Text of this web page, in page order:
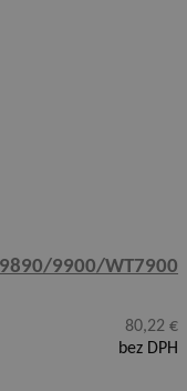
9900/WT7900
80,22 €
bez DPH